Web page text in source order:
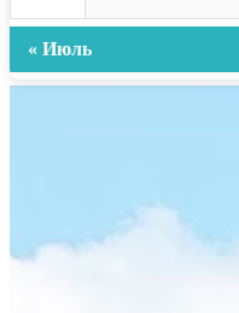
« Июль